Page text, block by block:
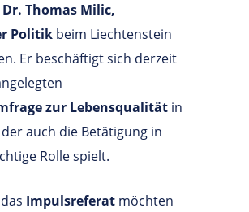
Dr. Thomas Milic,
Politik beim Liechtenstein
Er beschäftigt sich derzeit
zur Lebensqualität in
auch die Betätigung in
Rolle spielt.
Impulsreferat möchten